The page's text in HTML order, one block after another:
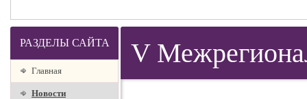
РАЗДЕЛЫ САЙТА
Главная
Новости
V